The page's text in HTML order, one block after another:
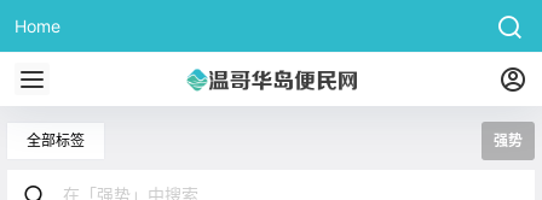
Home
全部标签 强势